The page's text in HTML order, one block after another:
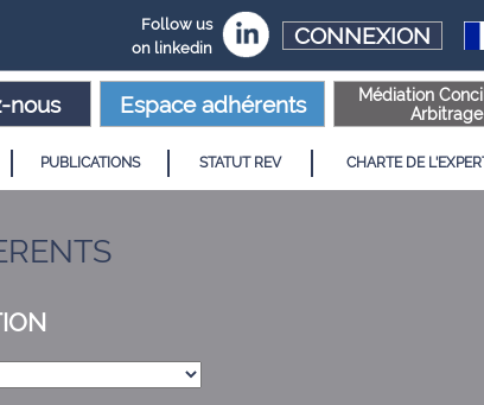
Follow us
on linkedin
CONNEXION
Espace adhérents
nous
PUBLICATIONS STATUT REV CHARTE DE
Médiation
Arbitrage